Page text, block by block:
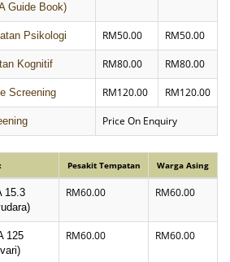
Guide Book)
Psikologi RM50.00 RM50.00
Kognitif RM80.00 RM80.00
Screening RM120.00 RM120.00
Price On Enquiry
Pesakit Tempatan Warga Asing
15.3
RM60.00 RM60.00
125
RM60.00 RM60.00